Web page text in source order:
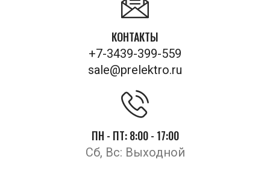
КОНТАКТЫ
+7-3439-399-559
sale@prelektro.ru
ПН - ПТ: 8:00 - 17:00
Сб, Вс: Выходной